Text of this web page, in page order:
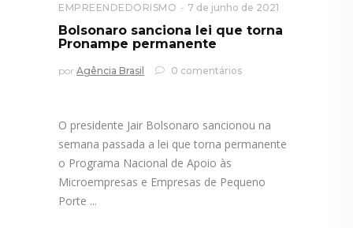
EMPREENDEDORISMO 7 de junho de 2021
Bolsonaro sanciona lei que torna
Pronampe permanente
por Agência Brasil 0 comentários
O presidente Jair Bolsonaro sancionou na
semana passada a lei que torna permanente
o Programa Nacional de Apoio às
Microempresas e Empresas de Pequeno
Porte